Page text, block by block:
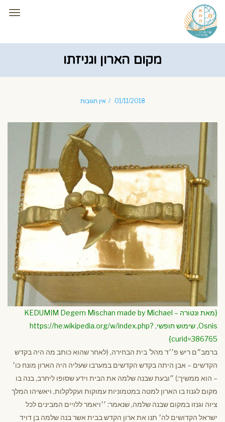
מקום הארון וגניזתו
01/11/2018 אין תגובות
{מאת ונטורה – KEDUMIM Degem Mischan made by Michael
Osnis, שימוש חופשי, https://he.wikipedia.org/w/index.php?
curid=386765}
ברמב״ם ריש פ׳׳ד מהל' בית הבחירה, (לאחר שהוא כותב מה היה בקדש
הקדשים – אבן היתה בקדש הקדשים במערבו שעליה היה הארון מונח כו׳
– הוא ממשיך:) ״ובעת שבנה שלמה את הבית וידע שסופו ליחרב, בנה בו
מקום לגנוז בו הארון למטה במטמוניות עמוקות ועקלקלות, ויאשיהו המלך
ציוה וגנזו במקום שבנה שלמה, שנאמר: ׳׳ויאמר ללויים המבינים לכל
ישראל הקדושים לה׳ תנו את ארון הקדש בבית אשר בנה שלמה בן דויד